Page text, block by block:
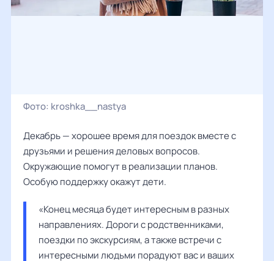
Фото: kroshka__nastya
Декабрь — хорошее время для поездок вместе с
друзьями и решения деловых вопросов.
Окружающие помогут в реализации планов.
Особую поддержку окажут дети.
«Конец месяца будет интересным в разных
направлениях. Дороги с родственниками,
поездки по экскурсиям, а также встречи с
интересными людьми порадуют вас и ваших